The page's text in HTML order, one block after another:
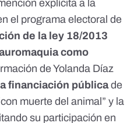
explícita a la
el programa electoral de
de la ley 18/2013
como
de Yolanda Díaz
financiación públicade
muerte del animal” y la
su participación en